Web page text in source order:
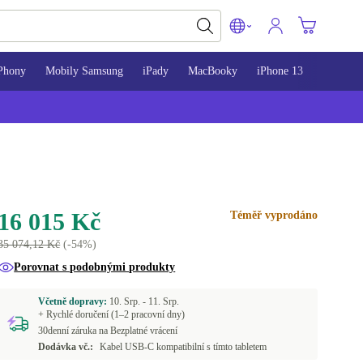
Mobily Samsung iPady MacBooky iPhone 13
16 015 Kč
074,12 Kč(-54%)
Téměř vyprodáno
Porovnat s podobnými produkty
Včetně dopravy: 10. Srp. - 11. Srp.
+ Rychlé doručení (1–2 pracovní dny)
30denní záruka na Bezplatné vrácení
Dodávka vč.:
Kabel USB-C kompatibilní s tímto tabletem